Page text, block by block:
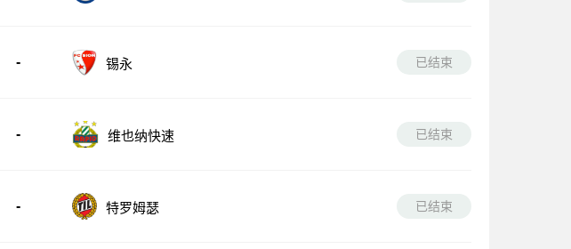
- 锡永 已结束
- 维也纳快速 已结束
- 特罗姆瑟 已结束